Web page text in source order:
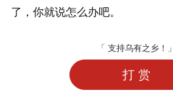
了，你就说怎么办吧。
「 支持乌有之乡！」
打 赏